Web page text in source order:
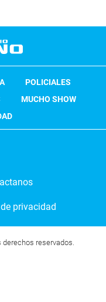
POLICIALES
MUCHO SHOW
privacidad
reservados.